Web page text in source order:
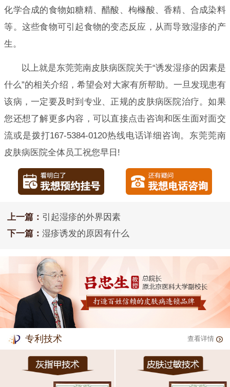
化学合成的食物如糖精、醋酸、枸橼酸、香精、合成染料
等。这些食物可引起食物的变态反应，从而导致湿疹的产
生。
以上就是东莞莞南皮肤病医院关于“诱发湿疹的因素是
什么”的相关介绍，希望会对大家有所帮助。一旦发现患有
该病，一定要及时到专业、正规的皮肤病医院治疗。如果
您还想了解更多内容，可以直接点击咨询和医生面对面交
流或是拨打167-5384-0120热线电话详细咨询。东莞莞南
皮肤病医院全体员工祝您早日!
上一篇： 引起湿疹的外界因素
下一篇： 湿疹诱发的原因有什么
专利技术 查看详情